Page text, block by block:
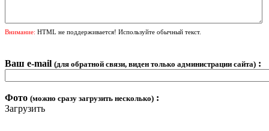
Внимание: HTML не поддерживается! Используйте обычный текст.
Ваш e-mail (для обратной связи, виден только администрации сайта) :
Фото (можно сразу загрузить несколько) :
Загрузить